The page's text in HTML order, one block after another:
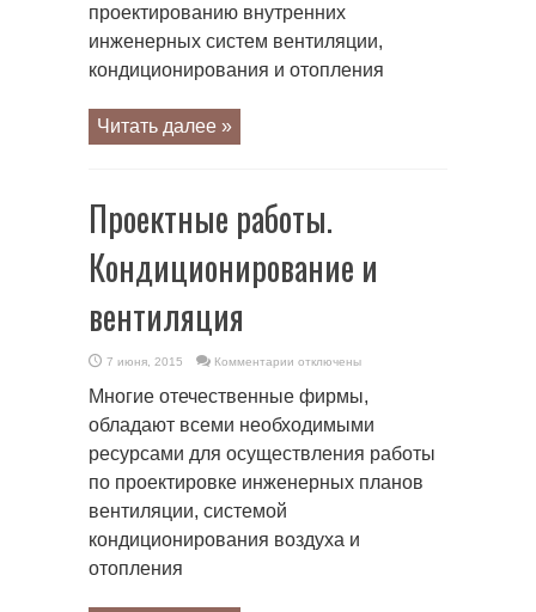
проектированию внутренних
инженерных систем вентиляции,
кондиционирования и отопления
Читать далее »
Проектные работы.
Кондиционирование и
вентиляция
7 июня, 2015 Комментарии
Проектные
работы.
и
вентиляция
отключены
Многие отечественные фирмы,
обладают всеми необходимыми
ресурсами для осуществления работы
по проектировке инженерных планов
вентиляции, системой
кондиционирования воздуха и
отопления